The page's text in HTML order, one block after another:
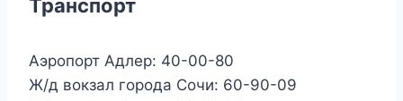
Транспорт
Аэропорт Адлер: 40-00-80
Ж/д вокзал города Сочи: 60-90-09